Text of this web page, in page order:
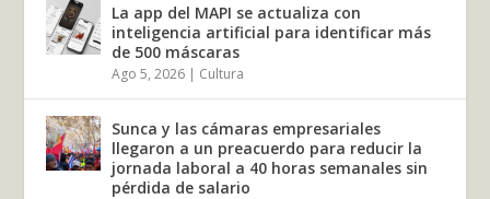
La app del MAPI se actualiza con
inteligencia artificial para identificar más
de 500 máscaras
Ago 5, 2026 | Cultura
Sunca y las cámaras empresariales
llegaron a un preacuerdo para reducir la
jornada laboral a 40 horas semanales sin
pérdida de salario